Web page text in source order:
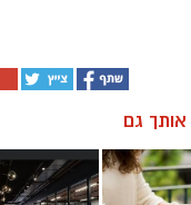
אותך גם